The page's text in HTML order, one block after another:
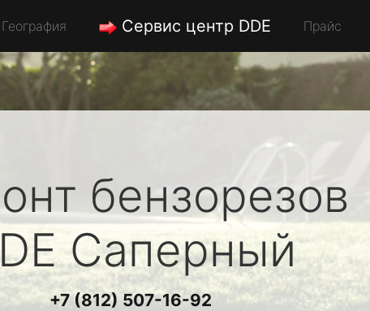
География Сервис центр DDE Прайс
бензорезов
Саперный
+7 (812) 507-16-92